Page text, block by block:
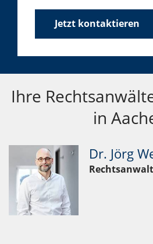
Jetzt kontaktieren
Ihre
in
Dr. Jörg
Rechtsanwalt